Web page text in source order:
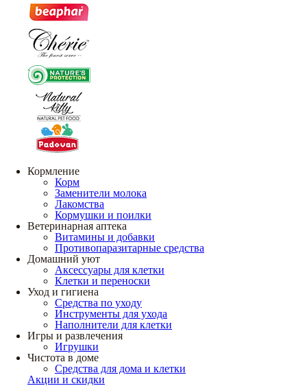
Кормление
Корм
Заменители молока
Лакомства
Кормушки и поилки
Ветеринарная аптека
Витамины и добавки
Противопаразитарные средства
Домашний уют
Аксессуары для клетки
Клетки и переноски
Уход и гигиена
Средства по уходу
Инструменты для ухода
Наполнители для клетки
Игры и развлечения
Игрушки
Чистота в доме
Средства для дома и клетки
Акции и скидки